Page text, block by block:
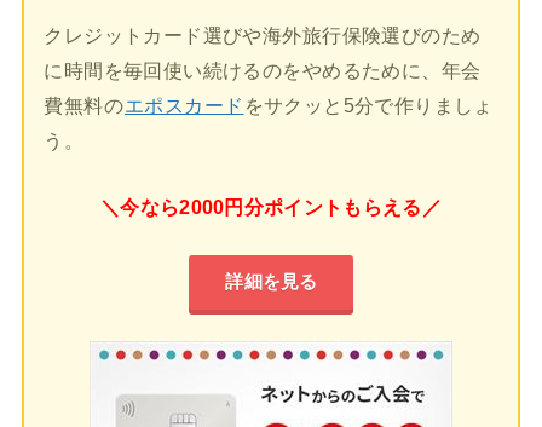
クレジットカード選びや海外旅行保険選びのため
に時間を毎回使い続けるのをやめるために、年会
費無料のエポスカード をサクッと5分で作りましょ
う。
＼今なら2000円分ポイントもらえる／
詳細を見る